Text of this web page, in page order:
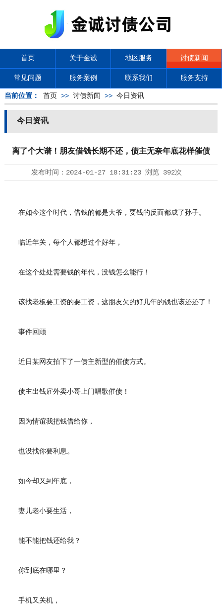
首页 关于金诚 地区服务 讨债新闻
常见问题 服务案例 联系我们 服务支持
当前位置： 首页 >> 讨债新闻 >> 今日资讯
今日资讯
离了个大谱！朋友借钱长期不还，债主无奈年底花样催债
发布时间： 2024-01-27 18:31:23浏览 392次
在如今这个时代，借钱的都是大爷，要钱的反而都成了孙子。
临近年关，每个人都想过个好年，
在这个处处需要钱的年代，没钱怎么能行！
该找老板要工资的要工资，这朋友欠的好几年的钱也该还还了！
事件回顾
近日某网友拍下了一债主新型的催债方式。
债主出钱雇外卖小哥上门唱歌催债！
因为情谊我把钱借给你，
也没找你要利息。
如今却又到年底，
妻儿老小要生活，
能不能把钱还给我？
你到底在哪里？
手机又关机，